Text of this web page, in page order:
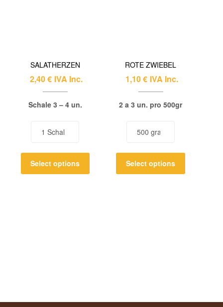
SALATHERZEN
2,40€ IVA Inc.
Schale 3 – 4 un.
Select options
ROTE ZWIEBEL
1,10€ IVA Inc.
2 a 3 un. pro 500gr
Select options